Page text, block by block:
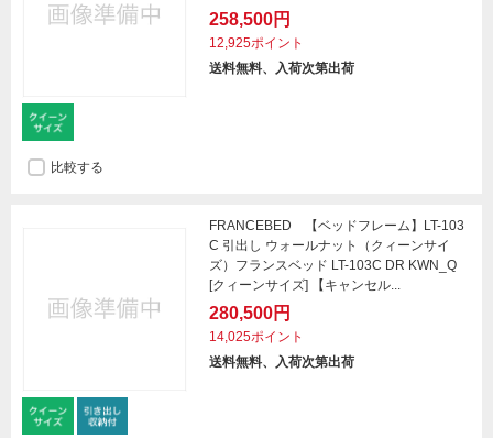
258,500円
12,925ポイント
送料無料、入荷次第出荷
比較する
FRANCEBED 【ベッドフレーム】LT-103
C 引出し ウォールナット（クィーンサイ
ズ）フランスベッド LT-103C DR KWN_Q
[クィーンサイズ] 【キャンセル...
280,500円
14,025ポイント
送料無料、入荷次第出荷